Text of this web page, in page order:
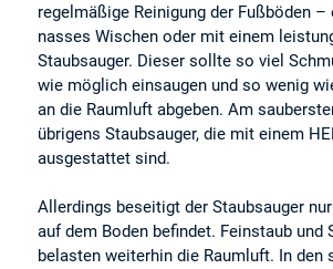
regelmäßige Reinigung der Fußböden –
nasses Wischen oder mit einem
Staubsauger. Dieser sollte so viel
wie möglich einsaugen und so wenig
an die Raumluft abgeben. Am
übrigens Staubsauger, die mit einem
ausgestattet sind.
Allerdings beseitigt der Staubsauger
auf dem Boden befindet. Feinstaub und
belasten weiterhin die Raumluft. In den